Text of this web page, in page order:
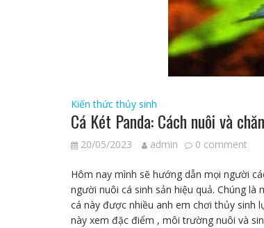
Kiến thức thủy sinh
Cá Két Panda: Cách nuôi và
20/05/2023 admin 0 comment
Hôm nay mình sẽ hướng dẫn mọi người
người nuôi cá sinh sản hiệu quả. Chúng
cá này được nhiều anh em chơi thủy sinh
này xem đặc điểm , môi trường nuôi và